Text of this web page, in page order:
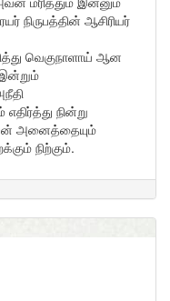
நிருபத்தின் ஆசிரியர்
வெகுநாளாய் ஆன
நின்று
அனைத்தையும்
நிற்கும்.